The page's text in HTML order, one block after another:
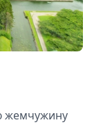
жемчужину